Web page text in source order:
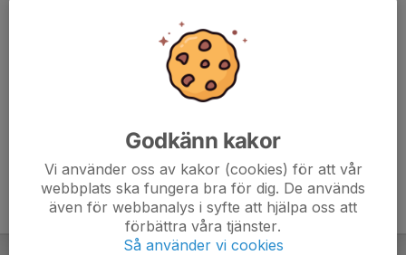
Godkänn kakor
Vi använder oss av kakor (cookies) för att vår
webbplats ska fungera bra för dig. De används
även för webbanalys i syfte att hjälpa oss att
förbättra våra tjänster.
Så använder vi cookies